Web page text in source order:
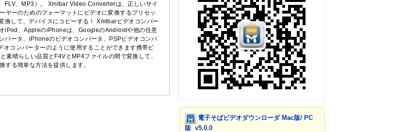
FLV、MP3）。 Xmlbar Video Converterは、正しいサイ
ヤーのためのフォーマットにビデオに変換するプリセッ
換して、デバイスにコピーする！ Xmlbarビデオコンバー
iPod、AppleのiPhoneは、GoogleのAndroidや他の任意
バータ、iPhoneのビデオコンバータ、PSPビデオコンバ
コンバーターのように使用することができます携帯ビ
素晴らしい品質とF4VとMP4ファイルの間で変換して、
する簡単な方法を提供します。
電子そばビデオダウンローダ Mac版/ PC
版 v5.0.0